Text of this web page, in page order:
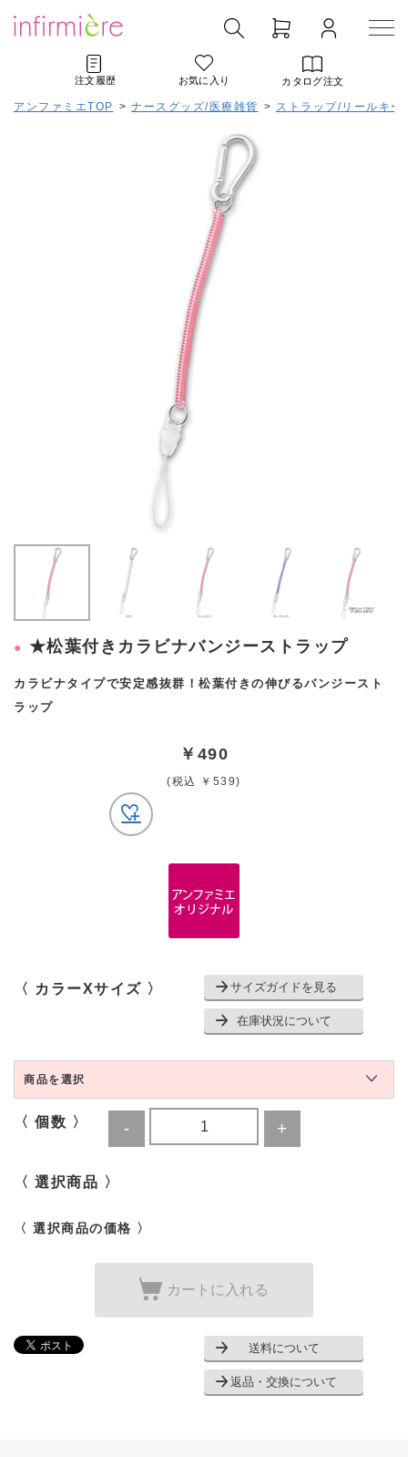
注文履歴 お気に入り カタログ注文
アンファミエTOP > ナースグッズ/医療雑貨 > ストラップ/リールキー
★松葉付きカラビナバンジーストラップ
カラビナタイプで安定感抜群！松葉付きの伸びるバンジースト
ラップ
￥490
(税込 ￥539)
〈 カラーXサイズ 〉 サイズガイドを見る
在庫状況について
商品を選択
〈 個数 〉
〈 選択商品 〉
〈 選択商品の価格 〉
カートに入れる
送料について
返品・交換について